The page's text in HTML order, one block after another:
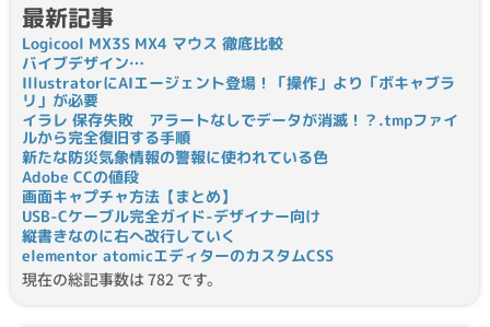
最新記事
Logicool MX3S MX4 マウス 徹底比較
バイブデザイン…
IllustratorにAIエージェント登場！「操作」より「ボキャブラ
リ」が必要
イラレ 保存失敗 アラートなしでデータが消滅！？.tmpファイ
ルから完全復旧する手順
新たな防災気象情報の警報に使われている色
Adobe CCの値段
画面キャプチャ方法【まとめ】
USB-Cケーブル完全ガイド-デザイナー向け
縦書きなのに右へ改行していく
elementor atomicエディターのカスタムCSS
現在の総記事数は 782 です。